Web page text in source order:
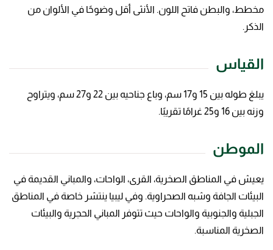
مخطط، والبطن فاتح اللون. الأنثى أقل وضوحًا في الألوان من
الذكر.
القياس
يبلغ طوله بين 15 و17 سم، وباع جناحيه بين 22 و27 سم، ويتراوح
وزنه بين 16 و25 غرامًا تقريبًا.
الموطن
يعيش في المناطق الصخرية، القرى، الواحات، والمباني القديمة في
البيئات الجافة وشبه الصحراوية. وفي ليبيا ينتشر خاصة في المناطق
الجبلية والجنوبية والواحات حيث تتوفر المباني الحجرية والبيئات
الصخرية المناسبة.